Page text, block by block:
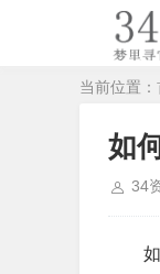
当前位置：
如
34